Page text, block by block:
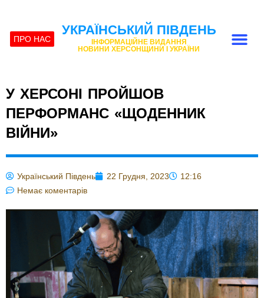
ПРО НАС
УКРАЇНСЬКИЙ ПІВДЕНЬ
ІНФОРМАЦІЙНЕ ВИДАННЯ
НОВИНИ ХЕРСОНЩИНИ І УКРАЇНИ
У ХЕРСОНІ ПРОЙШОВ
ПЕРФОРМАНС «ЩОДЕННИК
ВІЙНИ»
Український Південь 22 Грудня, 2023
12:16
Немає коментарів